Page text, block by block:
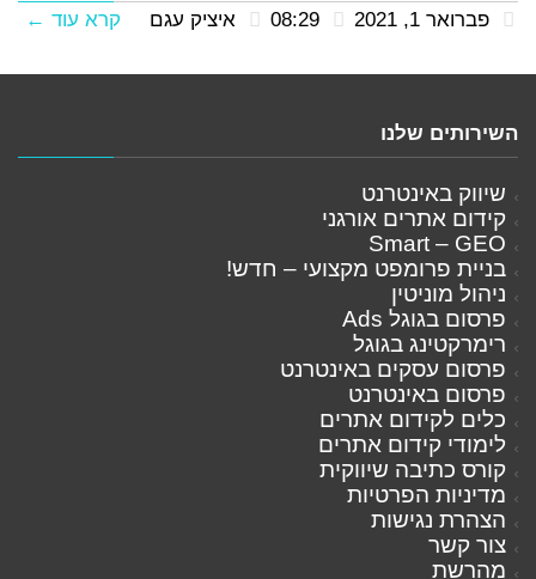
פברואר 1, 2021 איציק עגם קרא עוד ←
השירותים שלנו
שיווק באינטרנט
קידום אתרים אורגני
Smart – GEO
בניית פרומפט מקצועי – חדש!
ניהול מוניטין
פרסום בגוגל Ads
רימרקטינג בגוגל
פרסום עסקים באינטרנט
פרסום באינטרנט
כלים לקידום אתרים
לימודי קידום אתרים
קורס כתיבה שיווקית
מדיניות הפרטיות
הצהרת נגישות
צור קשר
מהרשת